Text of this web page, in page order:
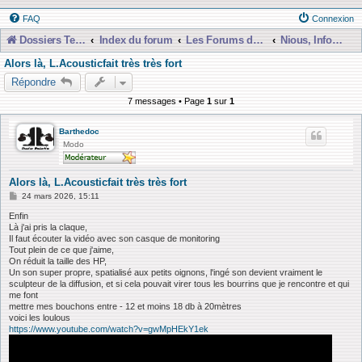
FAQ Connexion
Dossiers Techniques Index du forum Les Forums de Discussions
Nious, Infos, Tests et Tutos etc...
Alors là, L.Acousticfait très très fort
Répondre
7 messages • Page 1 sur 1
Barthedoc
Modo
Alors là, L.Acousticfait très très fort
M
s
s
a
g
e
24 mars 2026, 15:11
Enfin
Là j'ai pris la claque,
Il faut écouter la vidéo avec son casque de monitoring
Tout plein de ce que j'aime,
On réduit la taille des HP,
Un son super propre, spatialisé aux petits oignons, l'ingé son devient vraiment le
sculpteur de la diffusion, et si cela pouvait virer tous les bourrins que je rencontre et qui
me font
mettre mes bouchons entre - 12 et moins 18 db à 20mètres
voici les loulous
https://www.youtube.com/watch?v=gwMpHEkY1ek